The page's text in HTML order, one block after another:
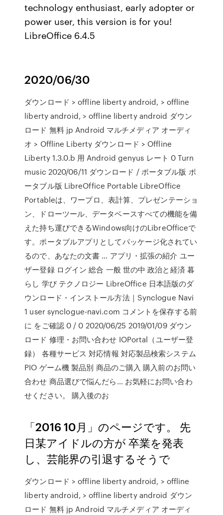
technology enthusiast, early adopter or
power user, this version is for you!
LibreOffice 6.4.5
2020/06/30
ダウンロード > offline liberty android, > offline
liberty android, > offline liberty android ダウン
ロード 無料 jp Android マルチメディア オーディ
オ > Offline Liberty ダウンロード > Offline
Liberty 1.3.0.b 用 Android genyus レート 0 Turn
music 2020/06/11 ダウンロード / ポータブル版 ポ
ータブル版 LibreOffice Portable LibreOffice
Portableは、ワープロ、表計算、プレゼンテーショ
ン、ドローツール、データベースすべての機能を備
えた持ち運びできるWindows向けのLibreOfficeで
す。ポータブルアプリとしてパッケージ化されてい
るので、あなたの文書 … アプリ・拡張の紹介 ユー
ザー登録 ログイン 総合 一般 世の中 政治と経済 暮
らし 学び テクノロジー LibreOffice 日本語版のダ
ウンロード・インストール方法｜Synclogue Navi
1 user synclogue-navi.com コメントを保存する前
に をご確認 0 / 0 2020/06/25 2019/01/09 ダウン
ロード 修理・お問い合わせ IOPortal（ユーザー登
録） 各種サービス 対応情報 対応製品検索システム
PIO ゲーム機 製品別 商品のご購入 購入前のお問い
合わせ 商品選びで悩んだら… お気軽にお問い合わ
せください。 購入後のお
「2016 10月」のページです。 先
日某アイドルの方が 卒業を発表
し、芸能界の引退するそうで
ダウンロード > offline liberty android, > offline
liberty android, > offline liberty android ダウン
ロード 無料 jp Android マルチメディア オーディ